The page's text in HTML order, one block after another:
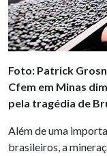
Foto: Patrick
Cfem em Minas
pela tragédia de
Além de uma
brasileiros, a